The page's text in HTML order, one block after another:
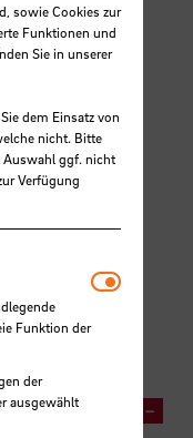
zu „Cross-
sowie Cookies zur
Funktionen und
Sie in unserer
dem Einsatz von
nicht. Bitte
Auswahl ggf. nicht
Verfügung
Funktion der
der
ausgewählt